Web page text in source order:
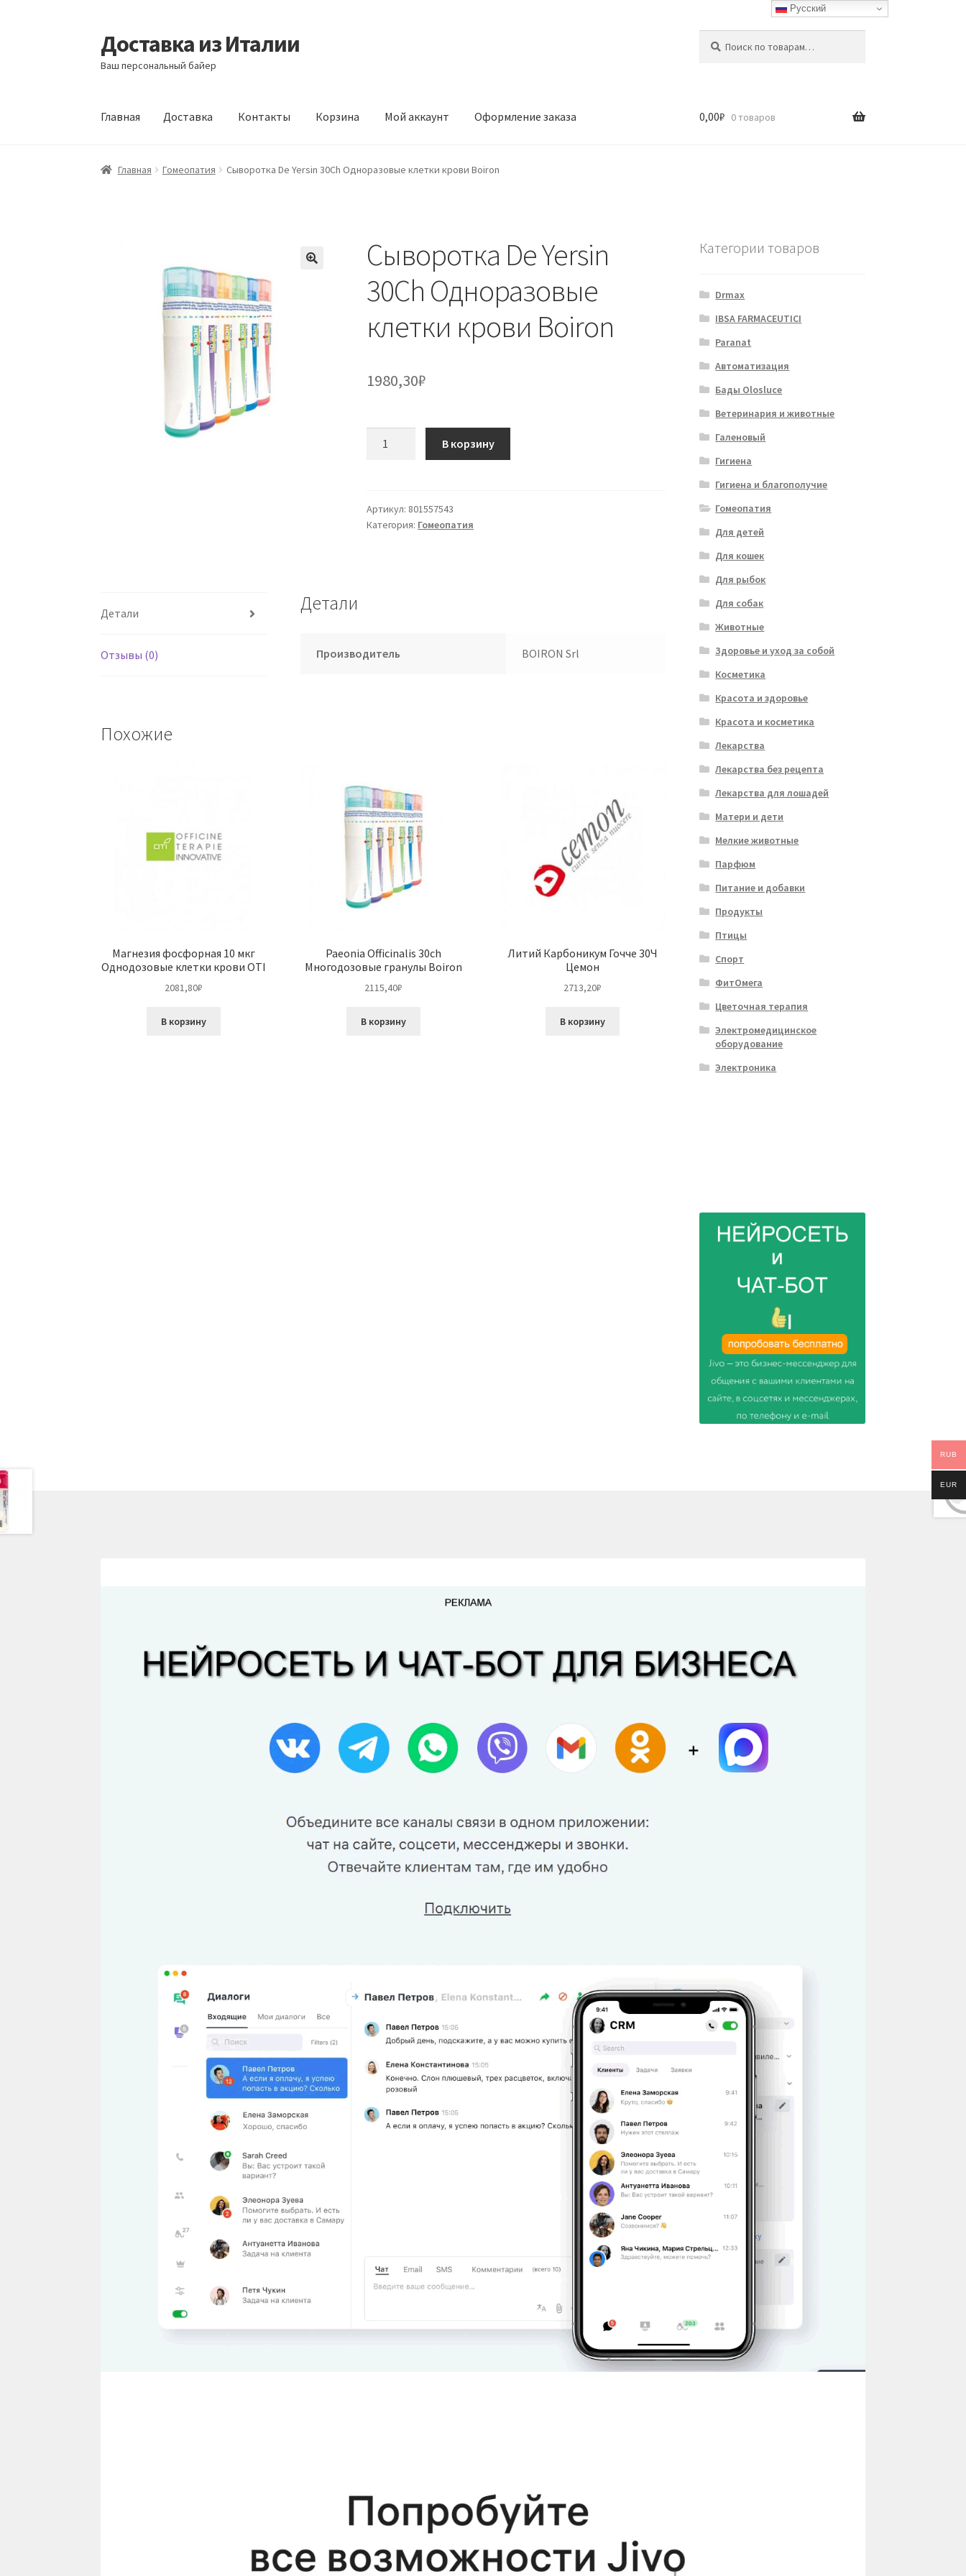
Перейти
к
навигации
Перейти
к
содержимому
Доставка из Италии
Ваш персональный байер
Главная Доставка Контакты Корзина Мой аккаунт Оформление заказа
Главная Доставка Контакты Корзина Мой аккаунт
0,00₽ 0 товаров
Главная Гомеопатия Сыворотка De Yersin 30Ch Одноразовые клетки крови Boiron
Сыворотка De Yersin
30Ch Одноразовые
клетки крови Boiron
1980,30₽
Yersin
30Ch
В корзину
Артикул: 801557543
Категория: Гомеопатия
Детали
Отзывы (0)
Детали
Производитель BOIRON Srl
Похожие
Магнезия фосфорная 10 мкг
Однодозовые клетки крови OTI
2081,80₽
В корзину
Paeonia Officinalis 30ch
Многодозовые гранулы Boiron
2115,40₽
В корзину
Литий Карбоникум Гочче 30Ч
Цемон
2713,20₽
В корзину
Категории товаров
Drmax
IBSA FARMACEUTICI
Paranat
Автоматизация
Бады Olosluce
Ветеринария и животные
Галеновый
Гигиена
Гигиена и благополучие
Гомеопатия
Для детей
Для кошек
Для рыбок
Для собак
Животные
Здоровье и уход за собой
Косметика
Красота и здоровье
Красота и косметика
Лекарства
Лекарства без рецепта
Лекарства для лошадей
Матери и дети
Мелкие животные
Парфюм
Питание и добавки
Продукты
Птицы
Спорт
ФитОмега
Цветочная терапия
Электромедицинское
оборудование
Электроника
Русский
RUB
EUR